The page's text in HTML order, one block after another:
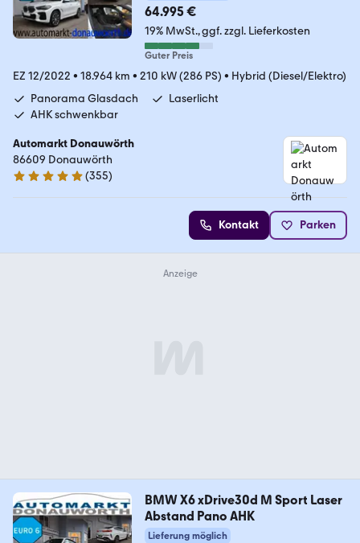
64.995 €
19% MwSt. ggf. zzgl. Lieferkosten
Guter Preis
EZ 12/2022 • 18.964 km • 210 kW (286 PS) • Hybrid (Diesel/Elektro)
Panorama Glasdach
Laserlicht
AHK schwenkbar
Automarkt Donauwörth
86609 Donauwörth
4.9 Sterne
(355)
Kontakt Parken
BMW X6 xDrive30d M Sport Laser
Abstand Pano AHK
Lieferung möglich